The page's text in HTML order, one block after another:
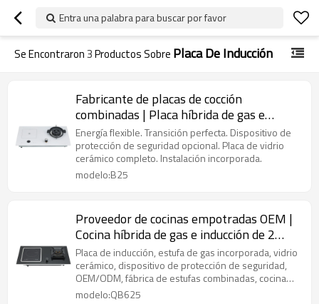
Entra una palabra para buscar por favor
Se Encontraron3Productos Sobre Placa De Inducción
Fabricante de placas de cocción
combinadas | Placa híbrida de gas e
inducción | B25
Energía flexible. Transición perfecta. Dispositivo de
protección de seguridad opcional. Placa de vidrio
cerámico completo. Instalación incorporada.
modelo:B25
Proveedor de cocinas empotradas OEM |
Cocina híbrida de gas e inducción de 2
quemadores | Proveedor de cocinas OEM |
QB625
Placa de inducción, estufa de gas incorporada, vidrio
cerámico, dispositivo de protección de seguridad,
OEM/ODM, fábrica de estufas combinadas, cocina
infrarroja
modelo:QB625